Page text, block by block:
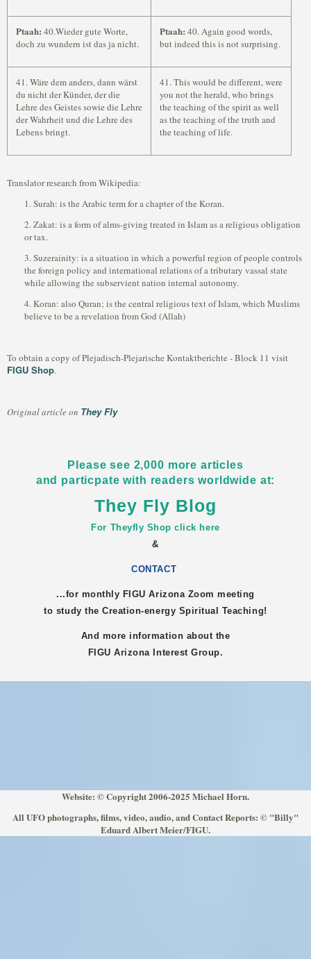
Ptaah: 40.Wieder gute Worte,
doch zu wundern ist das ja nicht.
Ptaah: 40. Again good words,
but indeed this is not surprising.
41. Wäre dem anders, dann wärst
du nicht der Künder, der die
Lehre des Geistes sowie die Lehre
der Wahrheit und die Lehre des
Lebens bringt.
41. This would be different, were
you not the herald, who brings
the teaching of the spirit as well
as the teaching of the truth and
the teaching of life.
Translator research from Wikipedia:
1. Surah: is the Arabic term for a chapter of the Koran.
2. Zakat: is a form of alms-giving treated in Islam as a religious obligation
or tax.
3. Suzerainity: is a situation in which a powerful region of people controls
the foreign policy and international relations of a tributary vassal state
while allowing the subservient nation internal autonomy.
4. Koran: also Quran; is the central religious text of Islam, which Muslims
believe to be a revelation from God (Allah)
To obtain a copy of Plejadisch-Plejarische Kontaktberichte - Block 11 visit
FIGU Shop.
Original article on They Fly
Please see 2,000 more articles
and particpate with readers worldwide at:
They Fly Blog
For Theyfly Shop click here
&
CONTACT
...for monthly FIGUArizona Zoom meeting
to study the Creation-energy Spiritual Teaching!
And more information about the
FIGUArizona Interest Group.
Website: © Copyright 2006-2025 Michael Horn.
All UFO photographs, films, video, audio, and Contact Reports: © "Billy"
Eduard Albert Meier/FIGU.